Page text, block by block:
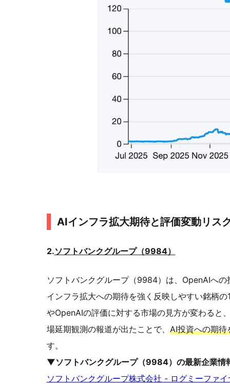
AIインフラ拡大期待と評価変動リス
2.ソフトバンクグループ（9984）
ソフトバンクグループ（9984）は、OpenAIへ
インフラ拡大への期待を強く反映しやすい銘柄
やOpenAIの評価に対する市場の見方が変わると
場延期観測の報道が出たことで、 AI投資への期待
す。
▼ソフトバンクグループ（9984）の最新企業
ソフトバンクグループ株式会社 - ログミーファイ